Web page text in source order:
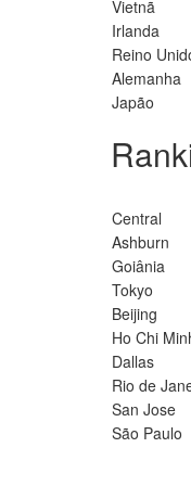
Vietnã
Irlanda
Reino
Alemanha
Japão
Central
Ashburn
Goiânia
Tokyo
Beijing
Ho Chi
Dallas
Rio de
San Jose
São Paulo